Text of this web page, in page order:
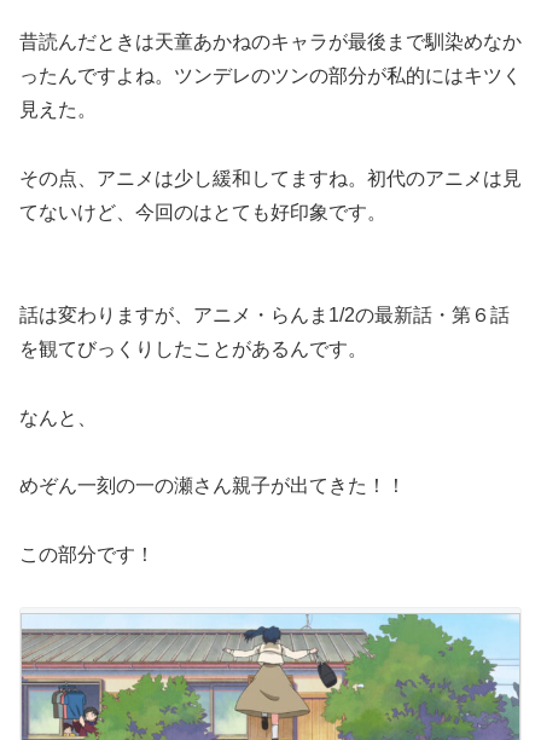
昔読んだときは天童あかねのキャラが最後まで馴染めなか
ったんですよね。ツンデレのツンの部分が私的にはキツく
見えた。
その点、アニメは少し緩和してますね。初代のアニメは見
てないけど、今回のはとても好印象です。
話は変わりますが、アニメ・らんま1/2の最新話・第６話
を観てびっくりしたことがあるんです。
なんと、
めぞん一刻の一の瀬さん親子が出てきた！！
この部分です！